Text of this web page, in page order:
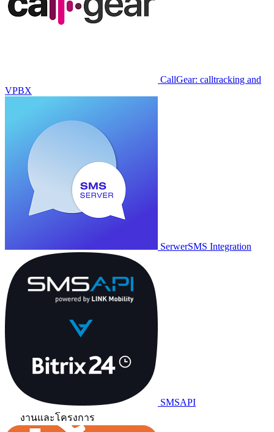
CallGear: calltracking and
VPBX
SerwerSMS Integration
SMSAPI
งานและโครงการ